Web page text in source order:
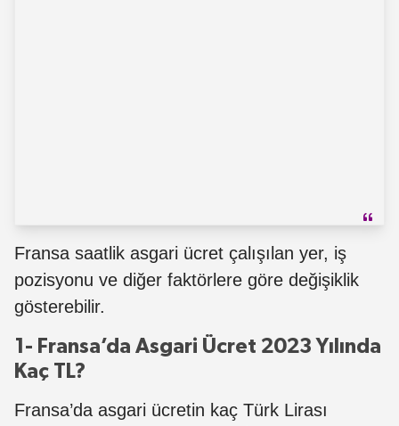
Fransa saatlik asgari ücret çalışılan yer, iş
pozisyonu ve diğer faktörlere göre değişiklik
gösterebilir.
1- Fransa’da Asgari Ücret 2023 Yılında
Kaç TL?
Fransa’da asgari ücretin kaç Türk Lirası